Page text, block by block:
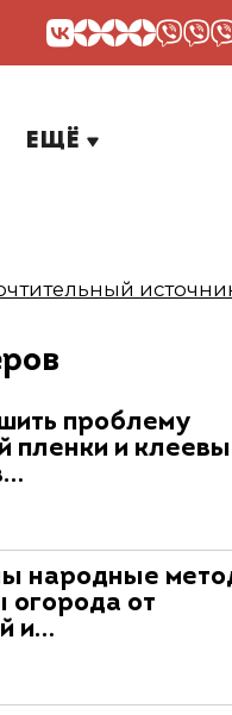
Ещё
проблему
пленки и
народные
огорода от
и…